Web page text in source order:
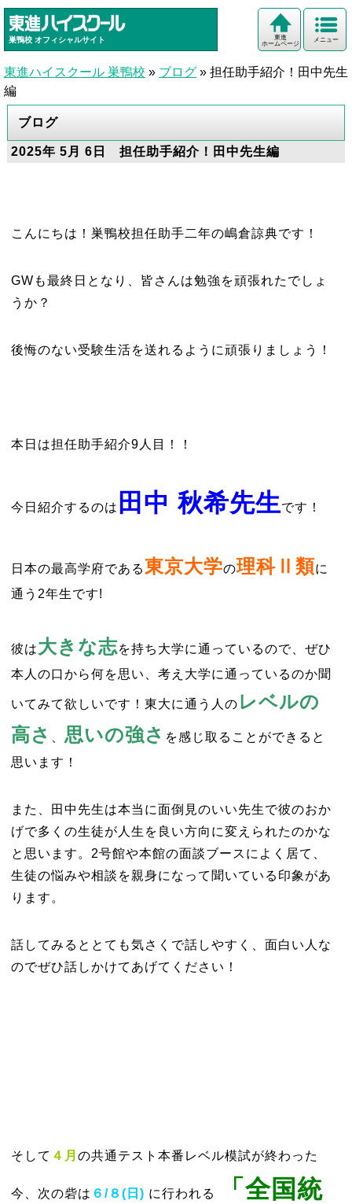
巣鴨校 オフィシャルサイト メニュー
東進
ホームページ
東進ハイスクール 巣鴨校 » ブログ » 担任助手紹介！田中先生
編
ブログ
2025年 5月 6日 担任助手紹介！田中先生編
こんにちは！巣鴨校担任助手二年の嶋倉諒典です！
GWも最終日となり、皆さんは勉強を頑張れたでしょ
うか？
後悔のない受験生活を送れるように頑張りましょう！
本日は担任助手紹介9人目！！
今日紹介するのは 田中 秋希先生です！
日本の最高学府である 東京大学の理科Ⅱ類に
通う2年生です!
彼は大きな志を持ち大学に通っているので、ぜひ
本人の口から何を思い、考え大学に通っているのか聞
いてみて欲しいです！東大に通う人の レベルの
高さ
思いの強さ を感じ取ることができると
思います！
また、田中先生は本当に面倒見のいい先生で彼のおか
げで多くの生徒が人生を良い方向に変えられたのかな
と思います。2号館や本館の面談ブースによく居て、
生徒の悩みや相談を親身になって聞いている印象があ
ります。
話してみるととても気さくで話しやすく、面白い人な
のでぜひ話しかけてあげてください！
そして ４月 の共通テスト本番レベル模試が終わった
今、次の砦は ６/８(日) に行われる 「 全国統